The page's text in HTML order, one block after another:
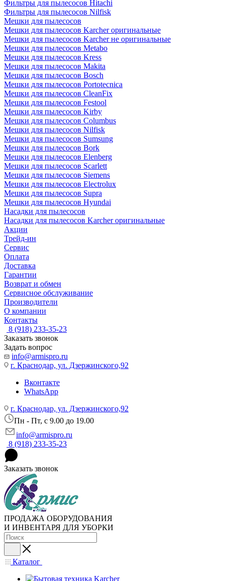
Фильтры для пылесосов Hitachi
Фильтры для пылесосов Nilfisk
Мешки для пылесосов
Мешки для пылесосов Karcher оригинальные
Мешки для пылесосов Karcher не оригинальные
Мешки для пылесосов Metabo
Мешки для пылесосов Kress
Мешки для пылесосов Makita
Мешки для пылесосов Bosch
Мешки для пылесосов Portotecnica
Мешки для пылесосов CleanFix
Мешки для пылесосов Festool
Мешки для пылесосов Kirby
Мешки для пылесосов Columbus
Мешки для пылесосов Nilfisk
Мешки для пылесосов Sumsung
Мешки для пылесосов Bork
Мешки для пылесосов Elenberg
Мешки для пылесосов Scarlett
Мешки для пылесосов Siemens
Мешки для пылесосов Electrolux
Мешки для пылесосов Supra
Мешки для пылесосов Hyundai
Насадки для пылесосов
Насадки для пылесосов Karcher оригинальные
Акции
Трейд-ин
Сервис
Оплата
Доставка
Гарантии
Возврат и обмен
Сервисное обслуживание
Производители
О компании
Контакты
8 (918) 233-35-23
Заказать звонок
Задать вопрос
info@armispro.ru
г. Краснодар, ул. Дзержинского,92
Вконтакте
WhatsApp
г. Краснодар, ул. Дзержинского,92
Пн - Пт, c 9.00 до 19.00
info@armispro.ru
8 (918) 233-35-23
Заказать звонок
ПРОДАЖА ОБОРУДОВАНИЯ
И ИНВЕНТАРЯ ДЛЯ УБОРКИ
Каталог